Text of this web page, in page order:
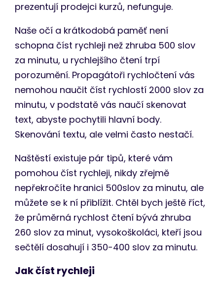
prezentují prodejci kurzů, nefunguje.
Naše očí a krátkodobá paměť není
schopna číst rychleji než zhruba 500 slov
za minutu, u rychlejšího čtení trpí
porozumění. Propagátoři rychločtení vás
nemohou naučit číst rychlostí 2000 slov za
minutu, v podstatě vás naučí skenovat
text, abyste pochytili hlavní body.
Skenování textu, ale velmi často nestačí.
Naštěstí existuje pár tipů, které vám
pomohou číst rychleji, nikdy zřejmě
nepřekročíte hranici 500slov za minutu, ale
můžete se k ní přiblížit. Chtěl bych ještě říct,
že průměrná rychlost čtení bývá zhruba
260 slov za minut, vysokoškoláci, kteří jsou
sečtělí dosahují i 350-400 slov za minutu.
Jak číst rychleji